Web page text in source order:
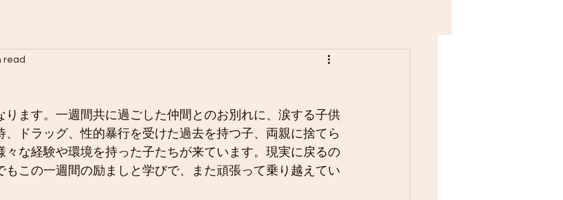
read
ます。一週間共に過ごした仲間とのお別れに、涙する子供
ドラッグ、性的暴行を受けた過去を持つ子、両親に捨てら
な経験や環境を持った子たちが来ています。現実に戻るの
もこの一週間の励ましと学びで、また頑張って乗り越えてい